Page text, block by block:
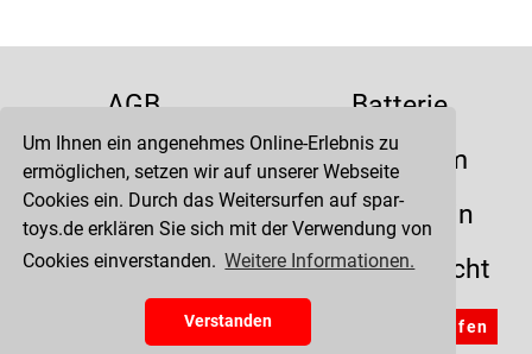
Um Ihnen ein angenehmes Online-Erlebnis zu
ermöglichen, setzen wir auf unserer Webseite
Cookies ein. Durch das Weitersurfen auf spar-
toys.de erklären Sie sich mit der Verwendung von
Cookies einverstanden. Weitere Informationen.
Verstanden
AGB
Batterie
Datenschutz
Impressum
Kontakt
Liefertermin
Versandkosten
Widerrufsrecht